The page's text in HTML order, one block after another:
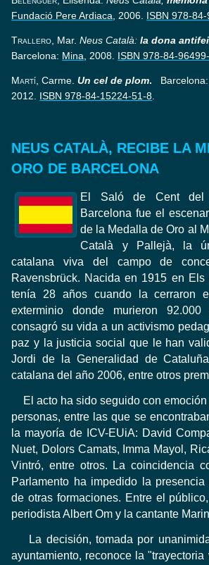
Fundació Pere Ardiaca, 2006. ISBN 978-
Trallero, Mar.Neus Català:la dona
Barcelona: Mina, 2008. ISBN 978-84-
Martí, Carme.Un cel de plom.
2012. ISBN 978-84-15224-51-8.
NEUS CATALÀ, RECIBE LA
ORO DE BARCELONA
El Saló de Cent del
Barcelona fue el
de la Medalla de Oro al
Català
y Pallejà,
la
catalana
viva del campo de
Ravensbrück. Nacida en 1915 en Els
tenía 28 años cuando la cerraron
exterminio
donde murieron 92.000
consagró su vida a un activismo
paz y la justicia social que le han
Jordi de
la Generalidad de Cataluña
catalana del año 2006,entre otros
El acto ha sido seguido con emoción
personas, entre las que se
la mayoría de ICV-EUiA: David
Nuet, Dolors Camats, Imma Mayol,
Vintró, entre otros. La coincidencia
Parlamento ha impedido
la
de otras formaciones. Entre el público,
periodista Albert Om y la cantante
La decisión, tomada por
ayuntamiento, reconoce la "trayectoria